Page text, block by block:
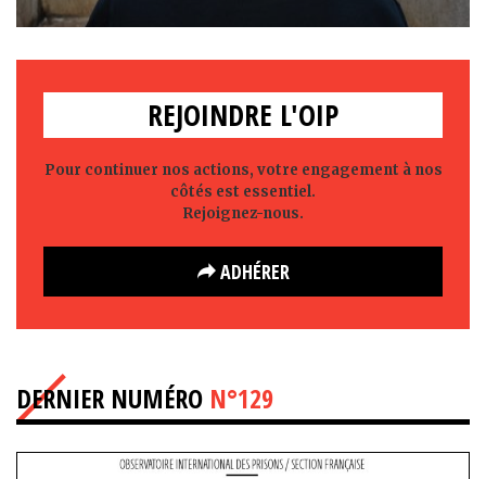
REJOINDRE L'OIP
Pour continuer nos actions, votre engagement à nos
côtés est essentiel.
Rejoignez-nous.
ADHÉRER
DERNIER NUMÉRO N°129